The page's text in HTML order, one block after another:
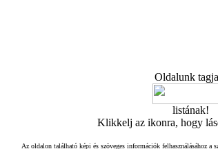
Oldalunk
listának!
Klikkelj az ikonra, hogy
Az oldalon található képi és szöveges információk felhasználásához a